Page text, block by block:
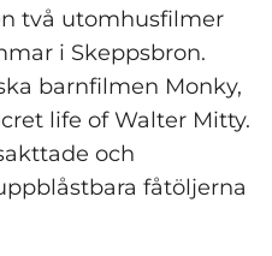
två utomhusfilmer
i Skeppsbron.
barnfilmen Monky,
life of Walter Mitty.
och
fåtöljerna